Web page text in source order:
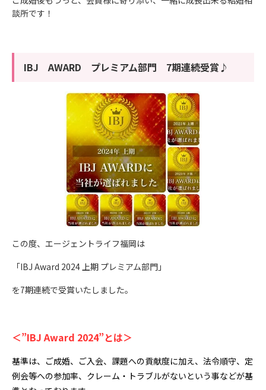
談所です！
IBJ AWARD プレミアム部門 7期連続受賞♪
この度、エージェントライフ福岡は
「IBJ Award 2024 上期 プレミアム部門」
を7期連続で受賞いたしました。
＜”IBJ Award 2024”とは＞
基準は、ご成婚、ご入会、課題への貢献度に加え、法令順守、定
例会等への参加率、クレーム・トラブルがないという事などが基